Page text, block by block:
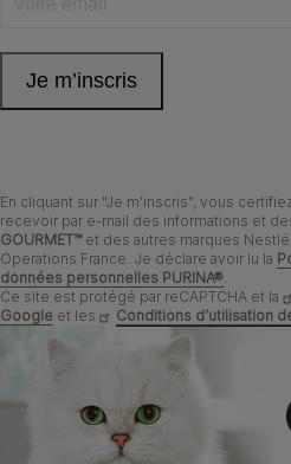
En cliquant sur "Je m'inscris", vous
recevoir par e-mail des informations et
GOURMET™et des autres marques Nestlé
Operations France. Je déclare avoir lu la
données personnelles PURINA®
Ce site est protégé par reCAPTCHA et la
Google et les Conditions d’utilisation
® REG. TRADEMARK OF SOCIÉTÉ
Sitemap